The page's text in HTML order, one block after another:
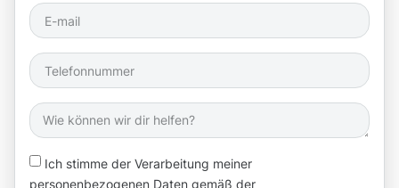
Ich stimme der Verarbeitung meiner
personenbezogenen Daten gemäß der